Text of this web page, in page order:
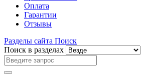
Оплата
Гарантии
Отзывы
Разделы сайта Поиск
Поиск в разделах